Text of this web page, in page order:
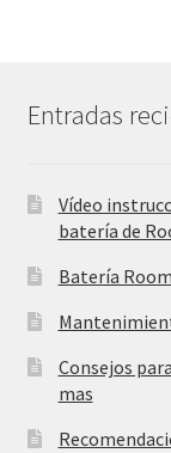
Entradas
Vídeo
batería de
Batería
Consejos
mas